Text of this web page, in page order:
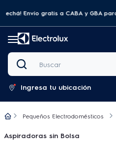
Envío gratis a CABA y GBA
Buscar
Ingresa tu ubicación
Pequeños Electrodomésticos
Aspiradoras sin Bolsa